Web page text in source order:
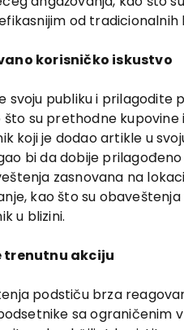
od
korisničko iskustvo
svoju publiku i prilagodite
što su prethodne kupovine
koji je dodao artikle u
bi da dobije
zasnovana na
kao što su
u blizini.
trenutnu akciju
podstiču brza
sa ograničenim